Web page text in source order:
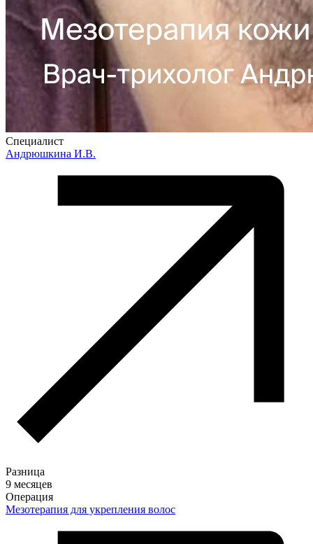
Специалист
Андрюшкина И.В.
Разница
9 месяцев
Операция
Мезотерапия для укрепления волос